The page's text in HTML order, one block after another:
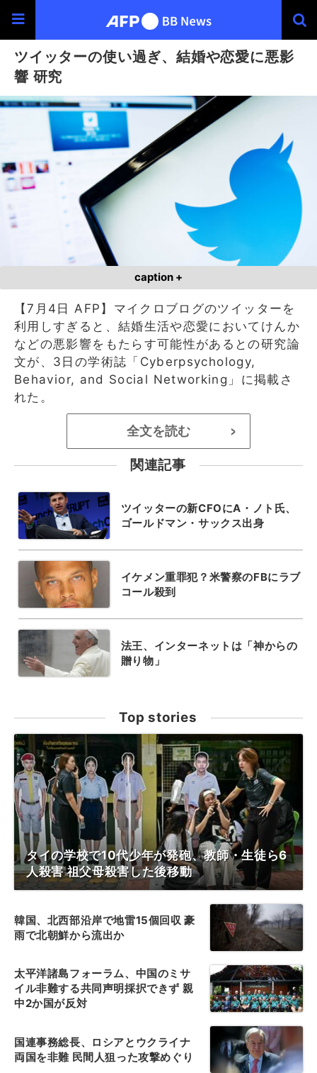
ツイッターの使い過ぎ、結婚や恋愛に悪影
響 研究
caption +
【7月4日 AFP】マイクロブログのツイッターを
利用しすぎると、結婚生活や恋愛においてけんか
などの悪影響をもたらす可能性があるとの研究論
文が、3日の学術誌「Cyberpsychology,
Behavior, and Social Networking」に掲載さ
れた。
全文を読む >
関連記事
ツイッターの新CFOにA・ノト氏、
ゴールドマン・サックス出身
イケメン重罪犯？米警察のFBにラブ
コール殺到
法王、インターネットは「神からの
贈り物」
Top stories
タイの学校で10代少年が発砲、教師・生徒ら6
人殺害 祖父母殺害した後移動
韓国、北西部沿岸で地雷15個回収 豪
雨で北朝鮮から流出か
太平洋諸島フォーラム、中国のミサ
イル非難する共同声明採択できず 親
中2か国が反対
国連事務総長、ロシアとウクライナ
両国を非難 民間人狙った攻撃めぐり